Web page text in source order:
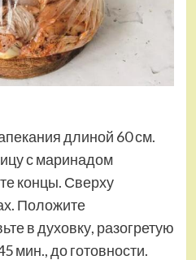
длиной 60 см.
с маринадом
концы. Сверху
Положите
в духовку, разогретую
мин., до готовности.